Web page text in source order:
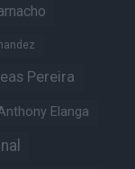
Pereira
Elanga